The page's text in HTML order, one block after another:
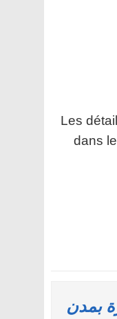
Les
dans le
بمدن